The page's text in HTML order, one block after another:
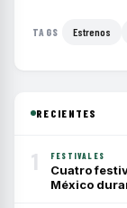
TAGS Estrenos
RECIENTES
1 FESTIVALES
Cuatro
México